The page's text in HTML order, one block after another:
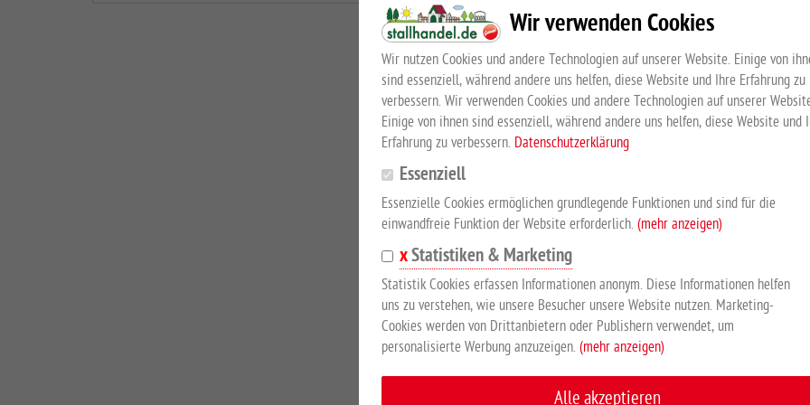
die leichte Aufnahme von Spänen und Dung. Die Gabelbreite
Einsätze konzipiert, sie ist witterungsbeständig, auch bei
farbigem Kunststoffgriff, ca. 115 cm lang, Durchmesser ca. 26
KUNDEN KAUFTEN AUCH
Rubber-Rope 53 cm
Futtertonne mit
Wir verwenden Cookies
Wir nutzen Cookies und andere Technologien auf unserer Website. Einige von
sind essenziell, während andere uns helfen, diese Website und Ihre Erfahrung zu
verbessern. Wir verwenden Cookies und andere Technologien auf unserer
Einige von ihnen sind essenziell, während andere uns helfen, diese Website und
Erfahrung zu verbessern. Datenschutzerklärung
Essenziell
Essenzielle Cookies ermöglichen grundlegende Funktionen und sind für die
einwandfreie Funktion der Website erforderlich. (mehr anzeigen)
Statistiken & Marketing
Statistik Cookies erfassen Informationen anonym. Diese Informationen helfen
uns zu verstehen, wie unsere Besucher unsere Website nutzen. Marketing-
Cookies werden von Drittanbietern oder Publishern verwendet, um
personalisierte Werbung anzuzeigen. (mehr anzeigen)
Alle akzeptieren